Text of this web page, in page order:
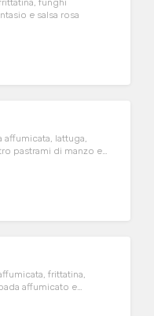
funghi
e salsa rosa
affumicata, lattuga,
pastrami di manzo e
frittatina,
affumicato e